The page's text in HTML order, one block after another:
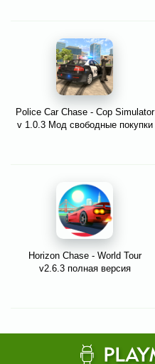
Police Car Chase - Cop Simulator
v 1.0.3 Мод свободные покупки
Horizon Chase - World Tour
v2.6.3 полная версия